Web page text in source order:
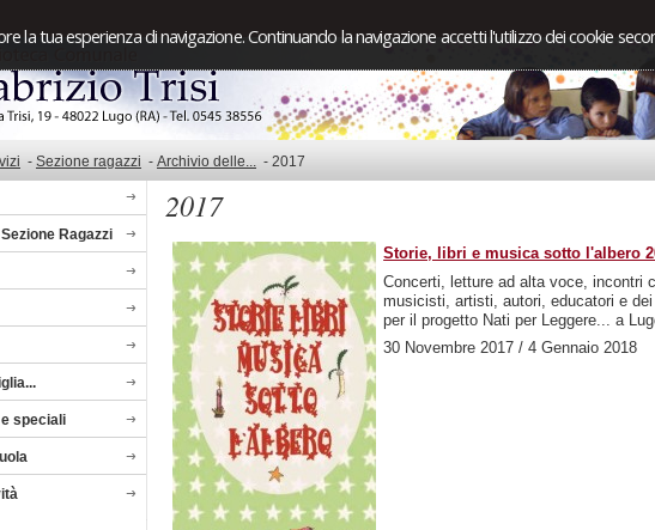
la tua esperienza di navigazione. Continuando la navigazione accetti l'utilizzo dei cookie
- Sezione ragazzi - Archivio delle... - 2017
Ragazzi
speciali
2017
Storie, libri e musica sotto l'albero
Concerti, letture ad alta voce, incontri
musicisti, artisti, autori, educatori e
per il progetto Nati per Leggere... a
30 Novembre 2017 / 4 Gennaio 2018